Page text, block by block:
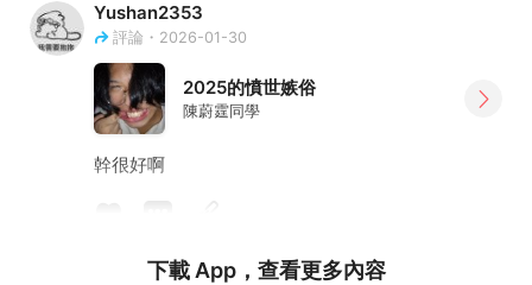
Yushan2353
評論・2026-01-30
2025的憤世嫉俗
陳蔚霆同學
幹很好啊
下載 App，查看更多內容